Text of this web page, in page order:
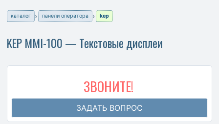
каталог панели оператора kep
KEP MMI-100 — Текстовые дисплеи
ЗВОНИТЕ!
ЗАДАТЬ ВОПРОС